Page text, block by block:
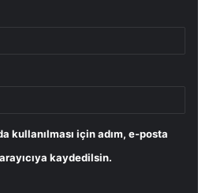
kullanılması için adım, e-posta
kaydedilsin.